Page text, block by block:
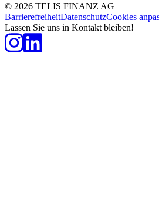
© 2026 TELIS FINANZ AG
BarrierefreiheitDatenschutzCookies
Lassen Sie uns in Kontakt bleiben!